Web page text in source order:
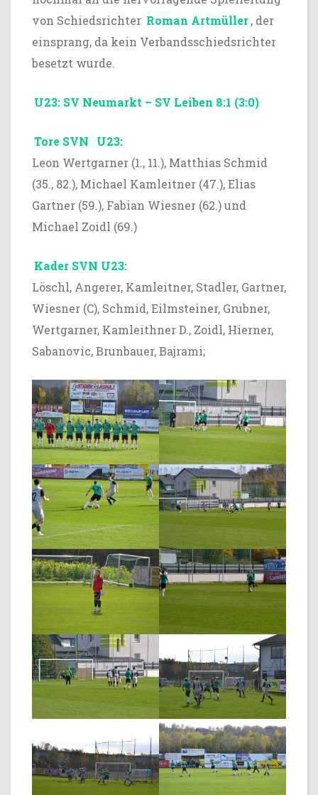
von Schiedsrichter Roman Artmüller, der
einsprang, da kein Verbandsschiedsrichter
besetzt wurde.
U23: SV Neumarkt – SV Leiben 8:1 (3:0)
Tore SVN
U23:
Leon Wertgarner (1., 11.), Matthias Schmid
(35., 82.), Michael Kamleitner (47.), Elias
Gartner (59.), Fabian Wiesner (62.) und
Michael Zoidl (69.)
Kader SVN U23:
Löschl, Angerer, Kamleitner, Stadler, Gartner,
Wiesner (C), Schmid, Eilmsteiner, Grubner,
Wertgarner, Kamleithner D., Zoidl, Hierner,
Sabanovic, Brunbauer, Bajrami;